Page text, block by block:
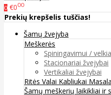
0 €000
Prekių krepšelis tuščias!
Šamų žvejyba
Meškerės
Spiningavimui /
Stacionariai žvejybai
Vertikaliai žvejybai
Ritės Valai Kabliukai
Šamų meškerių laikikliai ir